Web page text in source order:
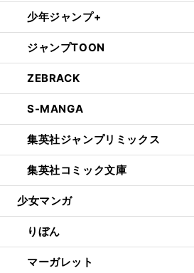
少年ジャンプ+
ジャンプTOON
ZEBRACK
S-MANGA
集英社ジャンプリミックス
集英社コミック文庫
少女マンガ
りぼん
マーガレット